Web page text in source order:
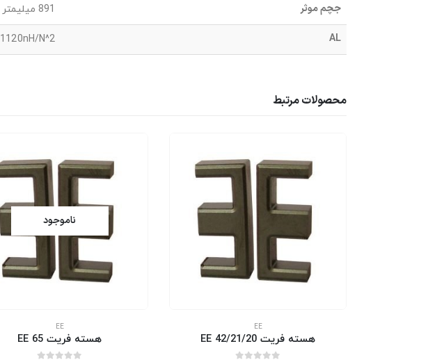
جچم موثر 891 میلیمتر مکعب
AL
1120nH/N^2
محصولات مرتبط
EE
هسته فریت EE 42/21/20
ناموجود
EE
هسته فریت EE 65